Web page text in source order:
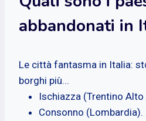
abbandonati in
Le città fantasma in Italia:
borghi più...
Ischiazza (Trentino Alto
Consonno (Lombardia).